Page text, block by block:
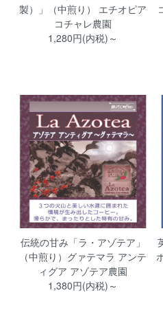
製）」（中煎り） エチオピア
コチャレ農園
1,280円(内税)～
伝統の甘み「ラ・アゾテア」
（中煎り）グァテマラ アンテ
ィグア アゾテア農園
1,380円(内税)～